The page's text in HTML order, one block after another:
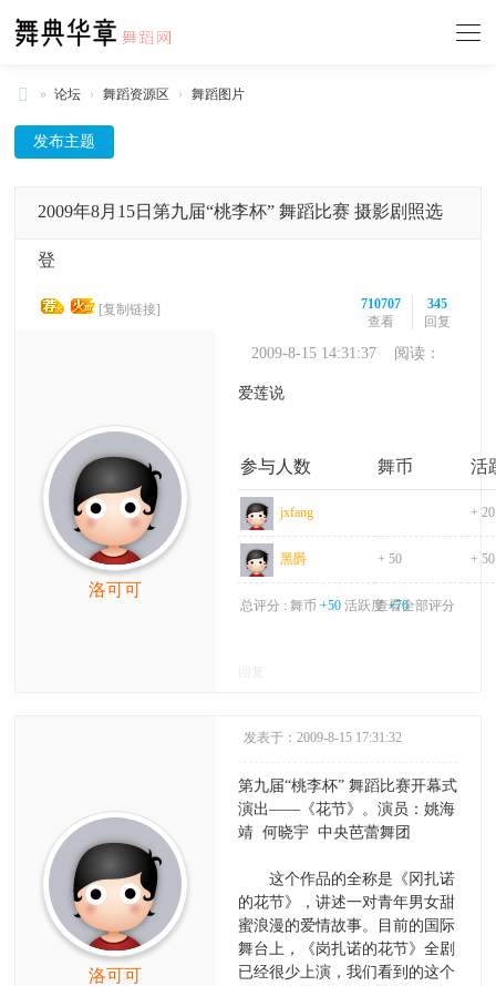
舞
典
» 论坛 › 舞蹈资源区 › 舞蹈图片
发布主题
2009年8月15日第九届“桃李杯” 舞蹈比赛 摄影剧照选
登
345
回复
710707
查看
[复制链接]
洛可可
2009-8-15 14:31:37
阅读：
爱莲说
参与人数 舞币 活
jxfang + 20
黑爵 + 50 + 50
查看全部评分
总评分 :舞币+50 活跃度+70
洛可可
发表于：2009-8-15 17:31:32
第九届“桃李杯” 舞蹈比赛开幕式
演出——《花节》。演员：姚海
靖 何晓宇 中央芭蕾舞团
这个作品的全称是《冈扎诺
的花节》，讲述一对青年男女甜
蜜浪漫的爱情故事。目前的国际
舞台上，《岗扎诺的花节》全剧
已经很少上演，我们看到的这个